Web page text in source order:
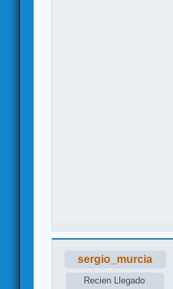
sergio_murcia
Recien Llegado